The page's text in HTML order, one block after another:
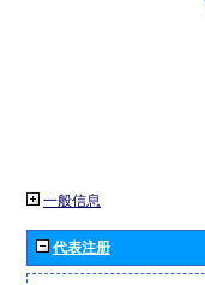
一般信息
代表注册